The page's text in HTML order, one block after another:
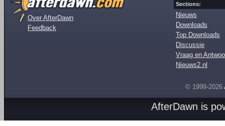
Over AfterDawn
Feedback
Sections:
Nieuws
Downloads
Top Downloads
Discussie
Vraag en
Nieuws2.nl
© 1999-2026
AfterDawn is